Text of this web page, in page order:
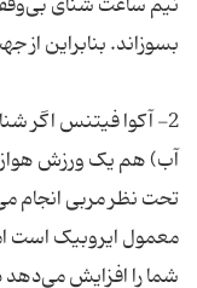
2- آکوا فیتنس اگر
آب) هم یک ورزش
تحت نظر مربی انجام
معمول ایروبیک است
شما را افزایش